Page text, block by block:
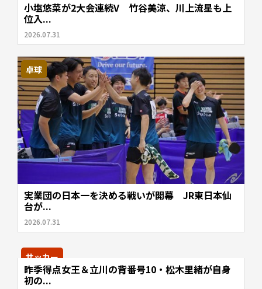
小塩悠菜が2大会連続V 竹谷美涼、川上流星も上
位入...
2026.07.31
卓球
実業団の日本一を決める戦いが開幕 JR東日本仙
台が...
2026.07.31
サッカー
昨季得点女王＆立川の背番号10・松木里緒が自身
初の...